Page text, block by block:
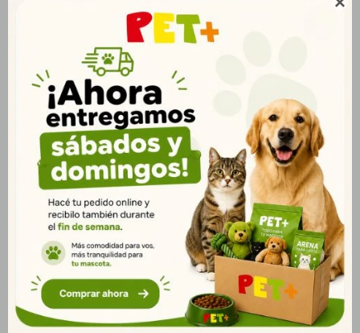

shampoo, formar abundante espuma y enjuagar. Repetir el
procedimiento y dejar actuar la espuma unos minutos antes
del último enjuague. Se recomienda que los baños sean
repetidos cada 7 días pero puede variar la repetición según la
sugerencia del médico veterinario. No aplicar a gatitos ni
cachorros menores de 2 meses de edad.
Productos que te pueden interesar